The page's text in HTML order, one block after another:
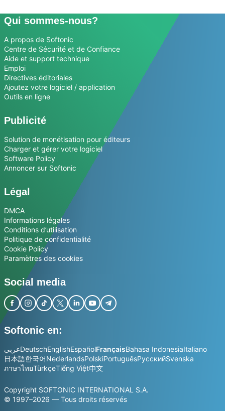
Qui sommes-nous?
A propos de Softonic
Centre de Sécurité et de Confiance
Aide et support technique
Emploi
Directives éditoriales
Ajoutez votre logiciel / application
Outils en ligne
Publicité
Solution de monétisation pour éditeurs
Charger et gérer votre logiciel
Software Policy
Annoncer sur Softonic
Légal
DMCA
Informations légales
Conditions d’utilisation
Politique de confidentialité
Cookie Policy
Paramètres des cookies
Social media
Softonic en:
عربيDeutschEnglishEspañolFrançaisBahasa IndonesiaItaliano
日本語한국어NederlandsPolskiPortuguêsРусскийSvenska
ภาษาไทยTürkçeTiếng Việt中文
Copyright SOFTONIC INTERNATIONAL S.A.
© 1997–2026 — Tous droits réservés